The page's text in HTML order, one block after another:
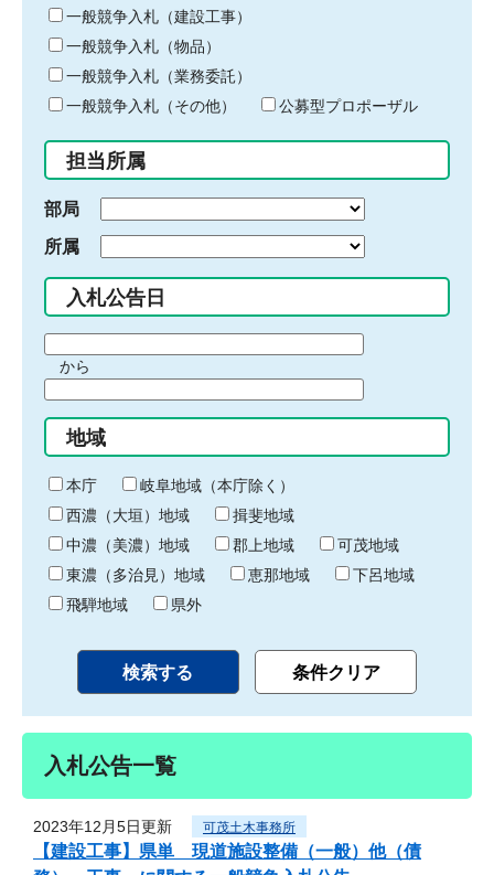
キ
ー
ワ
ー
ド
入
力
一般競争入札（建設工事）
一般競争入札（物品）
一般競争入札（業務委託）
一般競争入札（その他）
公募型プロポーザル
担当所属
部局
所属
入札公告日
間
始
り
から
間
終
わ
り
地域
本庁
岐阜地域（本庁除く）
西濃（大垣）地域
揖斐地域
中濃（美濃）地域
郡上地域
可茂地域
東濃（多治見）地域
恵那地域
下呂地域
飛騨地域
県外
入札公告一覧
2023年12月5日更新 可茂土木事務所
【建設工事】県単 現道施設整備（一般）他（債